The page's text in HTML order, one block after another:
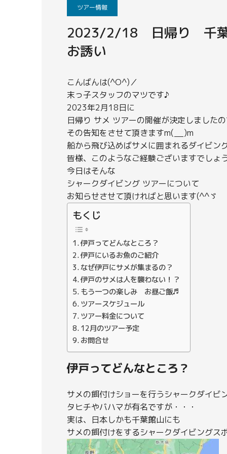
ツアー情報
2023/2/18 日帰り 千葉
お誘い
こんばんは(^O^)／
末っ子スタッフのマツです♪
2023年2月18日に
日帰り サメ ツアーの開催が決定しました
その告知をさせて頂きますm(__)m
船から飛び込めばサメに囲まれるダイビン
皆様、このようなご経験ございますでしょ
今日はそんな
シャークダイビング ツアーについて
お知らせさせて頂ければと思います(^^ゞ
もくじ
伊戸ってどんなところ？
伊戸にいるお魚のご紹介
なぜ伊戸にサメが集まるの？
伊戸のサメは人を襲わない！？
もう一つの楽しみ お昼ご飯♬
ツアースケジュール
ツアー料金について
12月のツアー予定
お問合せ
伊戸ってどんなところ？
サメの餌付けショーを行うシャークダイビ
タヒチやバハマが有名ですが・・・
実は、日本しかも千葉館山にも
サメの餌付けをするシャークダイビングス